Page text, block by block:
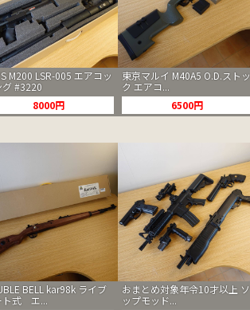
M200 LSR-005 エアコッ
グ #3220
8000円
東京マルイ M40A5 O.D.ストッ
ク エアコ...
6500円
BELL kar98k ライブ
ト式 エ...
おまとめ対象年令10才以上 ソ
ップモッド...